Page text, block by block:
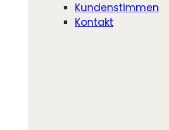
Kundenstimmen
Kontakt